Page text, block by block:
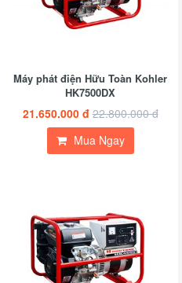
Máy phát điện Hữu Toàn Kohler
HK7500DX
21.650.000 đ 22.800.000 đ
Mua Ngay